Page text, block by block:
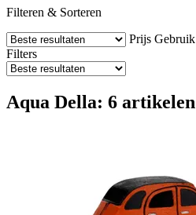
Filteren & Sorteren
Prijs Gebruik
Filters
Aqua Della: 6 artikelen